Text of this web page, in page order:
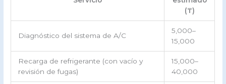
(₸)
Diagnóstico del sistema de A/C
5,000–
15,000
Recarga de refrigerante (con vacío y
revisión de fugas)
15,000–
40,000